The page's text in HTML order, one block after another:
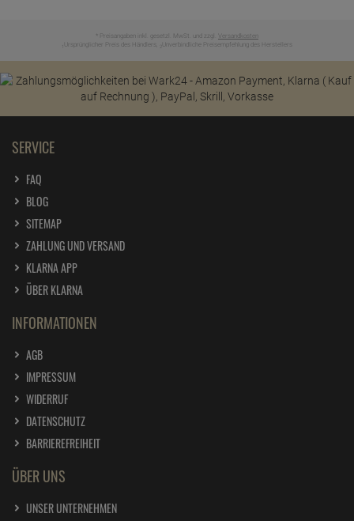
* Preisangaben inkl. gesetzl. MwSt. und zzgl. Versandkosten
Ursprünglicher Preis des Händlers, Unverbindliche Preisempfehlung des Herstellers
SERVICE
FAQ
BLOG
SITEMAP
ZAHLUNG UND VERSAND
KLARNA APP
ÜBER KLARNA
INFORMATIONEN
AGB
IMPRESSUM
WIDERRUF
DATENSCHUTZ
BARRIEREFREIHEIT
ÜBER UNS
UNSER UNTERNEHMEN